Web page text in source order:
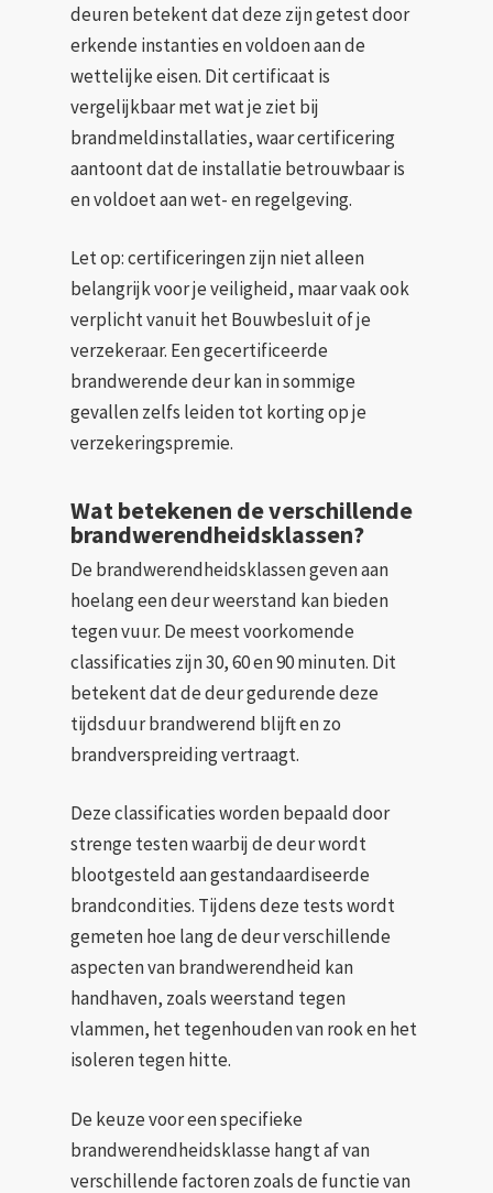
deuren betekent dat deze zijn getest door
erkende instanties en voldoen aan de
wettelijke eisen. Dit certificaat is
vergelijkbaar met wat je ziet bij
brandmeldinstallaties, waar certificering
aantoont dat de installatie betrouwbaar is
en voldoet aan wet- en regelgeving.
Let op: certificeringen zijn niet alleen
belangrijk voor je veiligheid, maar vaak ook
verplicht vanuit het Bouwbesluit of je
verzekeraar. Een gecertificeerde
brandwerende deur kan in sommige
gevallen zelfs leiden tot korting op je
verzekeringspremie.
Wat betekenen de verschillende
brandwerendheidsklassen?
De brandwerendheidsklassen geven aan
hoelang een deur weerstand kan bieden
tegen vuur. De meest voorkomende
classificaties zijn 30, 60 en 90 minuten. Dit
betekent dat de deur gedurende deze
tijdsduur brandwerend blijft en zo
brandverspreiding vertraagt.
Deze classificaties worden bepaald door
strenge testen waarbij de deur wordt
blootgesteld aan gestandaardiseerde
brandcondities. Tijdens deze tests wordt
gemeten hoe lang de deur verschillende
aspecten van brandwerendheid kan
handhaven, zoals weerstand tegen
vlammen, het tegenhouden van rook en het
isoleren tegen hitte.
De keuze voor een specifieke
brandwerendheidsklasse hangt af van
verschillende factoren zoals de functie van